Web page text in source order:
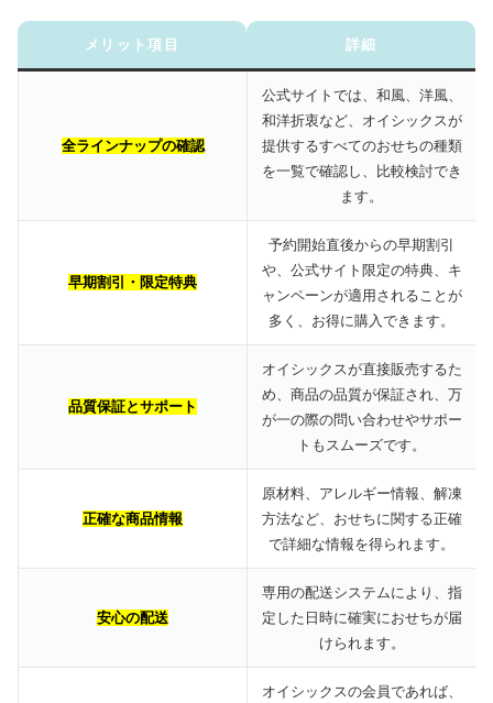
メリット項目 詳細
全ラインナップの確認
公式サイトでは、和風、洋風、
和洋折衷など、オイシックスが
提供するすべてのおせちの種類
を一覧で確認し、比較検討でき
ます。
早期割引・限定特典
予約開始直後からの早期割引
や、公式サイト限定の特典、キ
ャンペーンが適用されることが
多く、お得に購入できます。
品質保証とサポート
オイシックスが直接販売するた
め、商品の品質が保証され、万
が一の際の問い合わせやサポー
トもスムーズです。
正確な商品情報
原材料、アレルギー情報、解凍
方法など、おせちに関する正確
で詳細な情報を得られます。
安心の配送
専用の配送システムにより、指
定した日時に確実におせちが届
けられます。
オイシックスの会員であれば、